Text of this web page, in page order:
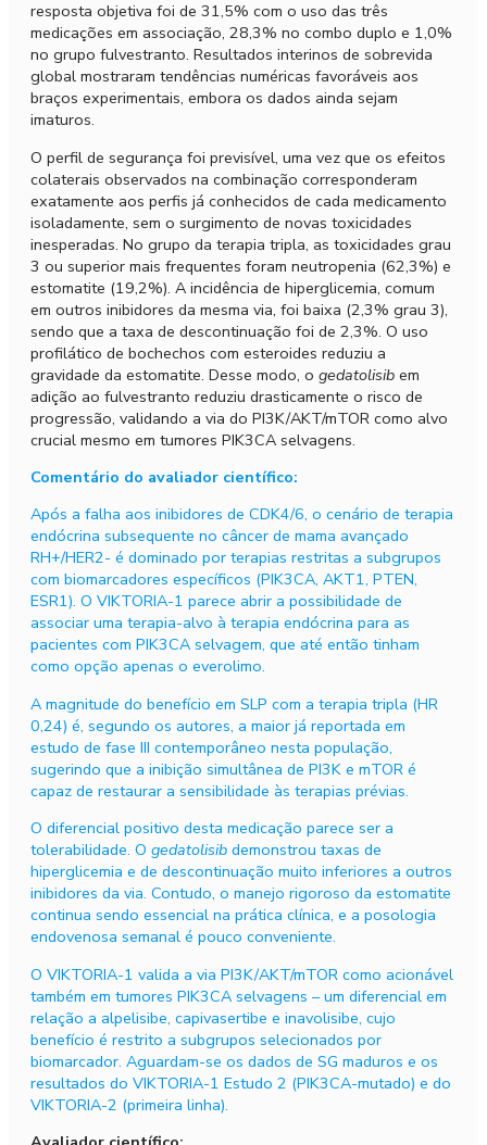
resposta objetiva foi de 31,5% com o uso das três
medicações em associação, 28,3% no combo duplo e 1,0%
no grupo fulvestranto. Resultados interinos de sobrevida
global mostraram tendências numéricas favoráveis aos
braços experimentais, embora os dados ainda sejam
imaturos.
O perfil de segurança foi previsível, uma vez que os efeitos
colaterais observados na combinação corresponderam
exatamente aos perfis já conhecidos de cada medicamento
isoladamente, sem o surgimento de novas toxicidades
inesperadas. No grupo da terapia tripla, as toxicidades grau
3 ou superior mais frequentes foram neutropenia (62,3%) e
estomatite (19,2%). A incidência de hiperglicemia, comum
em outros inibidores da mesma via, foi baixa (2,3% grau 3),
sendo que a taxa de descontinuação foi de 2,3%. O uso
profilático de bochechos com esteroides reduziu a
gravidade da estomatite. Desse modo, o gedatolisib em
adição ao fulvestranto reduziu drasticamente o risco de
progressão, validando a via do PI3K/AKT/mTOR como alvo
crucial mesmo em tumores PIK3CA selvagens.
Comentário do avaliador científico:
Após a falha aos inibidores de CDK4/6, o cenário de terapia
endócrina subsequente no câncer de mama avançado
RH+/HER2- é dominado por terapias restritas a subgrupos
com biomarcadores específicos (PIK3CA, AKT1, PTEN,
ESR1). O VIKTORIA-1 parece abrir a possibilidade de
associar uma terapia-alvo à terapia endócrina para as
pacientes com PIK3CA selvagem, que até então tinham
como opção apenas o everolimo.
A magnitude do benefício em SLP com a terapia tripla (HR
0,24) é, segundo os autores, a maior já reportada em
estudo de fase III contemporâneo nesta população,
sugerindo que a inibição simultânea de PI3K e mTOR é
capaz de restaurar a sensibilidade às terapias prévias.
O diferencial positivo desta medicação parece ser a
tolerabilidade. O gedatolisib demonstrou taxas de
hiperglicemia e de descontinuação muito inferiores a outros
inibidores da via. Contudo, o manejo rigoroso da estomatite
continua sendo essencial na prática clínica, e a posologia
endovenosa semanal é pouco conveniente.
O VIKTORIA-1 valida a via PI3K/AKT/mTOR como acionável
também em tumores PIK3CA selvagens – um diferencial em
relação a alpelisibe, capivasertibe e inavolisibe, cujo
benefício é restrito a subgrupos selecionados por
biomarcador. Aguardam-se os dados de SG maduros e os
resultados do VIKTORIA-1 Estudo 2 (PIK3CA-mutado) e do
VIKTORIA-2 (primeira linha).